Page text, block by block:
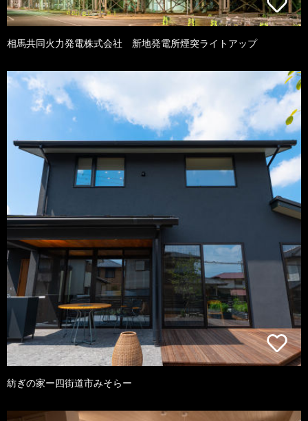
相馬共同火力発電株式会社 新地発電所煙突ライトアップ
紡ぎの家ー四街道市みそらー